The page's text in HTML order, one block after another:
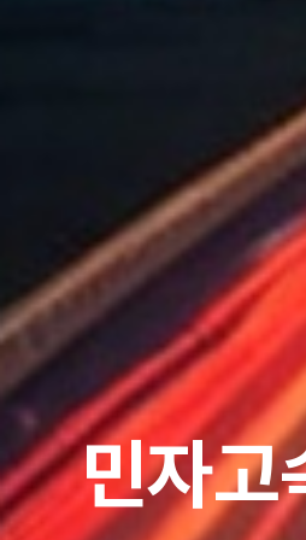
민자고